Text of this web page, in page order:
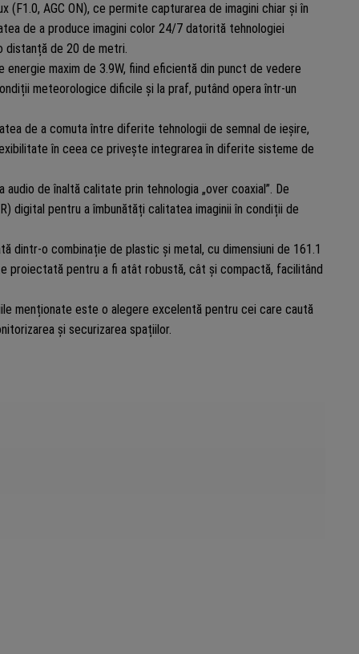
(F1.0, AGC ON), ce permite capturarea de imagini chiar și în
de a produce imagini color 24/7 datorită tehnologiei
distanță de 20 de metri.
energie maxim de 3.9W, fiind eficientă din punct de vedere
meteorologice dificile și la praf, putând opera într-un
de a comuta între diferite tehnologii de semnal de ieșire,
în ceea ce privește integrarea în diferite sisteme de
de înaltă calitate prin tehnologia „over coaxial”. De
digital pentru a îmbunătăți calitatea imaginii în condiții de
dintr-o combinație de plastic și metal, cu dimensiuni de 161.1
proiectată pentru a fi atât robustă, cât și compactă, facilitând
menționate este o alegere excelentă pentru cei care caută
și securizarea spațiilor.